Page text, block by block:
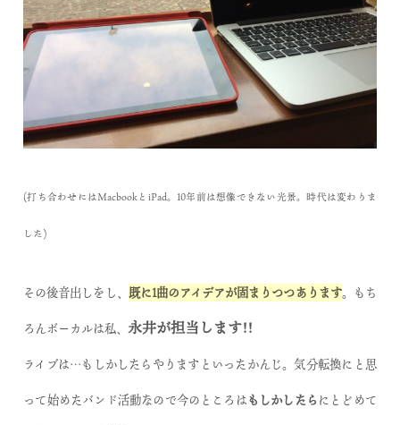
(打ち合わせにはMacbookとiPad。10年前は想像できない光景。時代は変わりま
した)
その後音出しをし、 既に1曲のアイデアが固まりつつあります。もち
ろんボーカルは私、永井が担当します!!
ライブは…もしかしたらやりますといったかんじ。気分転換にと思
って始めたバンド活動なので今のところはもしかしたら にとどめて